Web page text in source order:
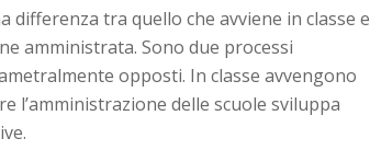
differenza tra quello che avviene in classe e
amministrata. Sono due processi
opposti. In classe avvengono
l’amministrazione delle scuole sviluppa